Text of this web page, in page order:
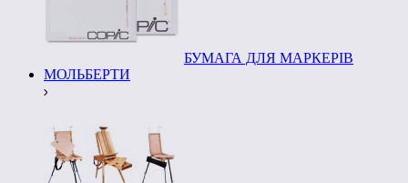
БУМАГА ДЛЯ МАРКЕРІВ
МОЛЬБЕРТИ